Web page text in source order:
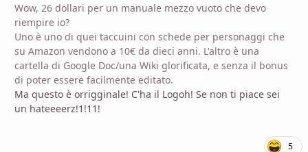
Wow, 26 dollari per un manuale mezzo vuoto che devo
riempire io?
Uno è uno di quei taccuini con schede per personaggi che
su Amazon vendono a 10€ da dieci anni. L'altro è una
cartella di Google Doc/una Wiki glorificata, e senza il bonus
di poter essere facilmente editato.
Ma questo è orrigginale! C'ha il Logoh! Se non ti piace sei
un hateeeerz!1!11!
5